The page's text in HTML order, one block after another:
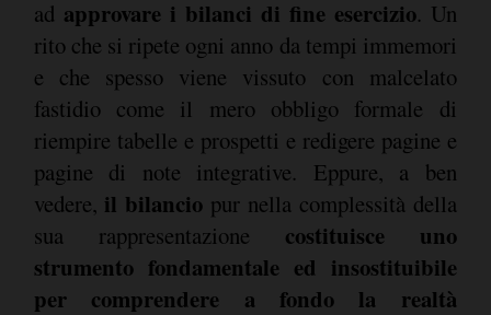
ad approvare i bilanci di fine esercizio. Un
rito che si ripete ogni anno da tempi immemori
e che spesso viene vissuto con malcelato
fastidio come il mero obbligo formale di
riempire tabelle e prospetti e redigere pagine e
pagine di note integrative. Eppure, a ben
vedere, il bilanciopur nella complessità della
sua rappresentazione costituisce uno
strumento fondamentale ed insostituibile
per comprendere a fondo la realtà